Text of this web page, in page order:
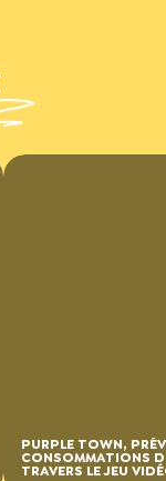
PURPLE TOWN,
CONSOMMATIONS
TRAVERS LE JEU